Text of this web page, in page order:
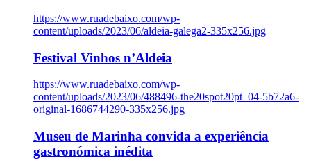
https://www.ruadebaixo.com/wp-
content/uploads/2023/06/aldeia-galega2-335x256.jpg
Festival Vinhos n’Aldeia
https://www.ruadebaixo.com/wp-
content/uploads/2023/06/488496-the20spot20pt_04-5b72a6-
original-1686744290-335x256.jpg
Museu de Marinha convida a experiência
gastronómica inédita